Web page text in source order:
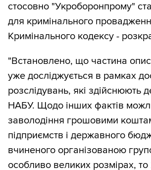
стосовно "Укроборонпрому"
для кримінального
Кримінального кодексу -
"Встановлено, що частина
уже досліджується в рамках
розслідувань, які здійснюють
НАБУ. Щодо інших фактів
заволодіння грошовими
підприємств і державного
вчиненого організованою
особливо великих розмірах,